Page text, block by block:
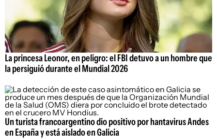
La princesa Leonor, en peligro: el FBI detuvo a un hombre que
la persiguió durante el Mundial 2026
Un turista francoargentino dio positivo por hantavirus Andes
en España y está aislado en Galicia